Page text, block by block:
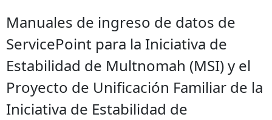
Manuales de ingreso de datos de
ServicePoint para la Iniciativa de
Estabilidad de Multnomah (MSI) y el
Proyecto de Unificación Familiar de la
Iniciativa de Estabilidad de